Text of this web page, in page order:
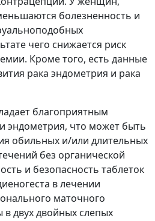
болезненность и
чего снижается риск
Кроме того, есть данные
рака эндометрия и рака
благоприятным
эндометрия, что может быть
обильных и/или длительных
без органической
и безопасность таблеток
в лечении
маточного
двух двойных слепых